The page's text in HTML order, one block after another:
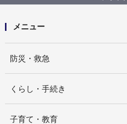
3_事業所・企業
３－８
メニュー
防災・救急
くらし・手続き
子育て・教育